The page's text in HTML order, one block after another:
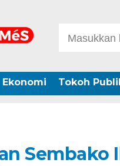
Ekonomi Tokoh